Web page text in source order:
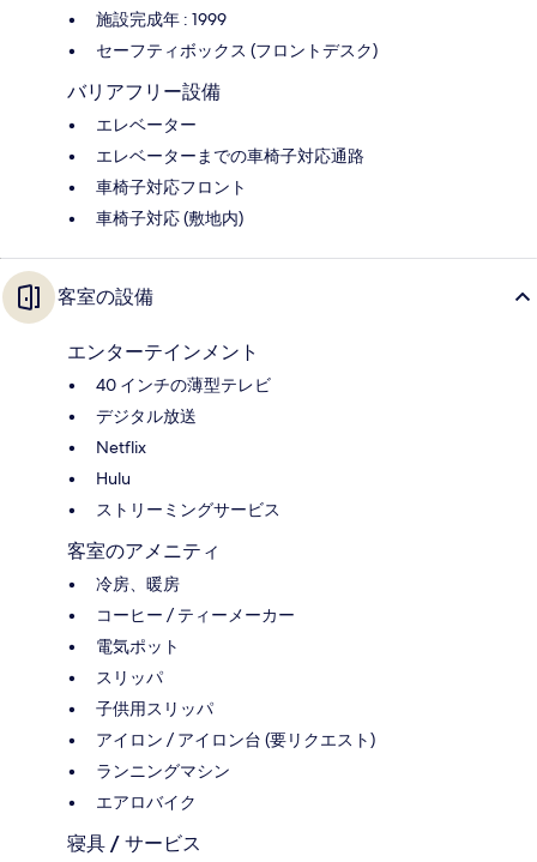
施設完成年 : 1999
セーフティボックス (フロントデスク)
バリアフリー設備
エレベーター
エレベーターまでの車椅子対応通路
車椅子対応フロント
車椅子対応 (敷地内)
客室の設備
エンターテインメント
40 インチの薄型テレビ
デジタル放送
Netflix
Hulu
ストリーミングサービス
客室のアメニティ
冷房、暖房
コーヒー / ティーメーカー
電気ポット
スリッパ
子供用スリッパ
アイロン / アイロン台 (要リクエスト)
ランニングマシン
エアロバイク
寝具 / サービス